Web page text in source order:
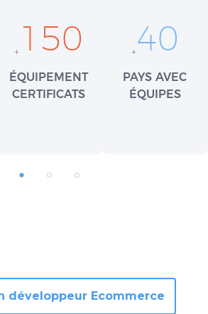
+ 150
ÉQUIPEMENT
CERTIFICATS
+40
PAYS AVEC
ÉQUIPES
développeur Ecommerce